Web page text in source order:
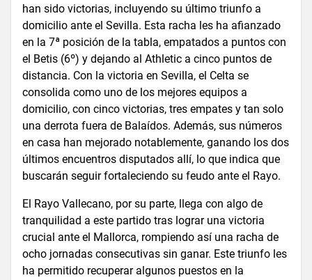
han sido victorias, incluyendo su último triunfo a
domicilio ante el Sevilla. Esta racha les ha afianzado
en la 7ª posición de la tabla, empatados a puntos con
el Betis (6º) y dejando al Athletic a cinco puntos de
distancia. Con la victoria en Sevilla, el Celta se
consolida como uno de los mejores equipos a
domicilio, con cinco victorias, tres empates y tan solo
una derrota fuera de Balaídos. Además, sus números
en casa han mejorado notablemente, ganando los dos
últimos encuentros disputados allí, lo que indica que
buscarán seguir fortaleciendo su feudo ante el Rayo.
El Rayo Vallecano, por su parte, llega con algo de
tranquilidad a este partido tras lograr una victoria
crucial ante el Mallorca, rompiendo así una racha de
ocho jornadas consecutivas sin ganar. Este triunfo les
ha permitido recuperar algunos puestos en la